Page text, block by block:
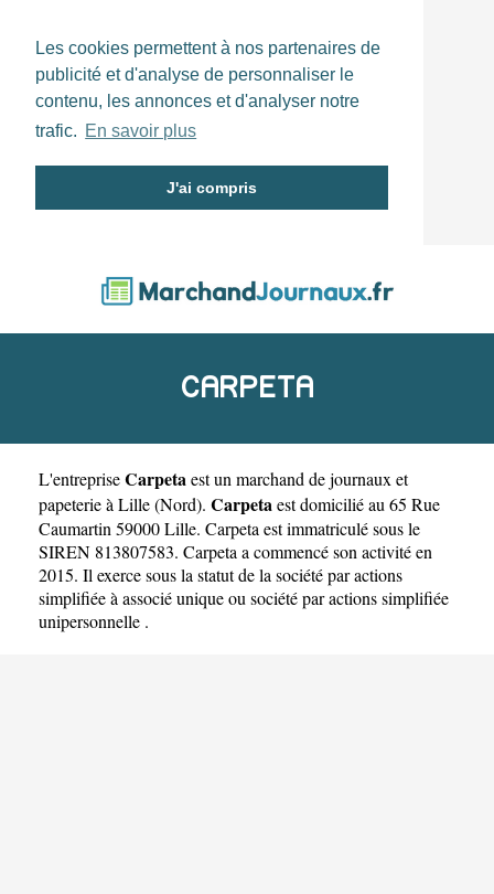
Les cookies permettent à nos partenaires de
publicité et d'analyse de personnaliser le
contenu, les annonces et d'analyser notre
trafic. En savoir plus
J'ai compris
CARPETA
L'entrepriseCarpetaest un marchand de journaux et
papeterie à Lille(Nord). Carpetaest domicilié au 65 Rue
Caumartin 59000 Lille. Carpeta est immatriculé sous le
SIREN 813807583. Carpeta a commencé son activité en
2015. Il exerce sous la statut de la société par actions
simplifiée à associé unique ou société par actions simplifiée
unipersonnelle .